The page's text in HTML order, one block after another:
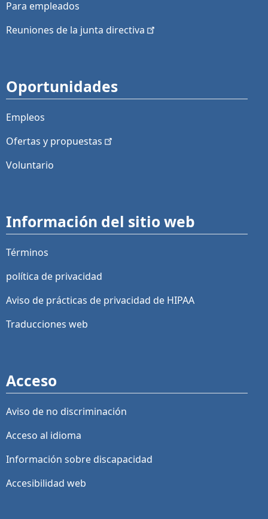
Para empleados
Reuniones de la junta directiva
Oportunidades
Empleos
Ofertas y propuestas
Voluntario
Información del sitio web
Términos
política de privacidad
Aviso de prácticas de privacidad de HIPAA
Traducciones web
Acceso
Aviso de no discriminación
Acceso al idioma
Información sobre discapacidad
Accesibilidad web